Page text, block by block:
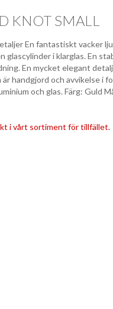
KNOT SMALL
En fantastiskt vacker
i klarglas. En
En mycket elegant
handgjord och avvikelse i
och glas. Färg: Guld
i vårt sortiment för tillfället.